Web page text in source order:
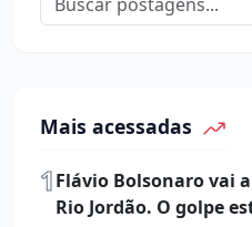
Mais acessadas
1Flávio Bolsonaro vai
Rio Jordão. O golpe